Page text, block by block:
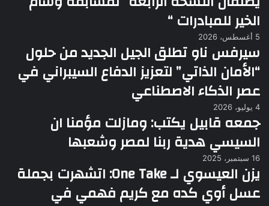
الخير للمبادرات “
5 أغسطس، 2026
سيرفس ناو تطلق الجيل الجديد من حلول
“الأمان الذاتي” لتعزيز الدفاع السيبراني في
عصر الذكاء الاصطناعي
4 يوليو، 2026
جمعه قابيل يكتب: ومازلت مؤمنا ان
السيسي هدية ربنا لمصر وشعبها
16 سبتمبر، 2025
يزن العيسوي لـ One Take: اتشهرت بجملة
عسل أوي كده مع كريم فهمي في